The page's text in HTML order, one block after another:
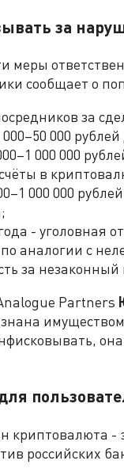
за
меры
сообщает о
за
000–50 000
000 000
в
000 000
- уголовная
аналогии с
за
Partners
криптовалюта -
российских